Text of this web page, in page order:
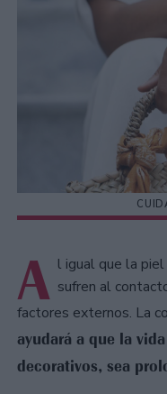
A l igual que la
sufren al
factores externos. La
ayudará a que la
decorativos, sea